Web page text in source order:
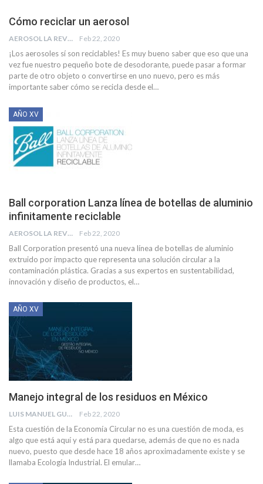
Cómo reciclar un aerosol
AEROSOL LA REVISTA Feb 22, 2020
¡Los aerosoles sí son reciclables! Es muy bueno saber que eso que una
vez fue nuestro pequeño bote de desodorante, puede pasar a formar
parte de otro objeto o convertirse en uno nuevo, pero es más
importante saber cómo se recicla desde el…
AÑO XV
Ball corporation Lanza línea de botellas de aluminio
infinitamente reciclable
AEROSOL LA REVISTA Feb 22, 2020
Ball Corporation presentó una nueva línea de botellas de aluminio
extruido por impacto que representa una solución circular a la
contaminación plástica. Gracias a sus expertos en sustentabilidad,
innovación y diseño de productos, el…
AÑO XV
Manejo integral de los residuos en México
LUIS MANUEL GUERRA Feb 22, 2020
Esta cuestión de la Economía Circular no es una cuestión de moda, es
algo que está aquí y está para quedarse, además de que no es nada
nuevo, puesto que desde hace 18 años aproximadamente existe y se
llamaba Ecología Industrial. El emular…